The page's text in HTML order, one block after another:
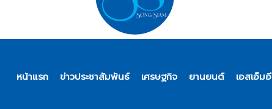
หน้าแรก ข่าวประชาสัมพันธ์ เศรษฐกิจ ยานยนต์ เอสเอ็มอี